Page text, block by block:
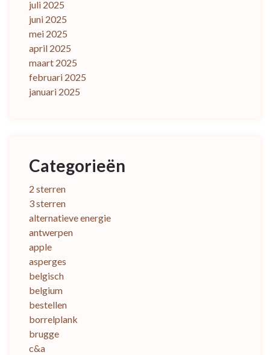
juli 2025
juni 2025
mei 2025
april 2025
maart 2025
februari 2025
januari 2025
Categorieën
2 sterren
3 sterren
alternatieve energie
antwerpen
apple
asperges
belgisch
belgium
bestellen
borrelplank
brugge
c&a